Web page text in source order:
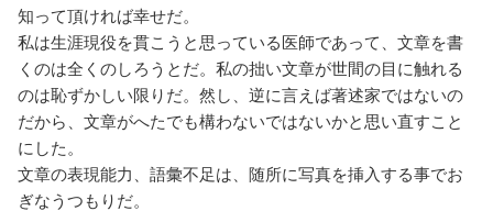
知って頂ければ幸せだ。
私は生涯現役を貫こうと思っている医師であって、文章を書
くのは全くのしろうとだ。私の拙い文章が世間の目に触れる
のは恥ずかしい限りだ。然し、逆に言えば著述家ではないの
だから、文章がへたでも構わないではないかと思い直すこと
にした。
文章の表現能力、語彙不足は、随所に写真を挿入する事でお
ぎなうつもりだ。